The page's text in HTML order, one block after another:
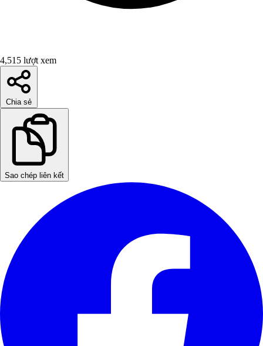
4,515 lượt xem
Chia sẻ
Sao chép liên kết